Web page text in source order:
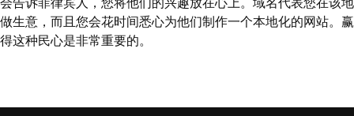
做生意，而且您会花时间悉心为他们制作一个本地化的网站。赢
得这种民心是非常重要的。